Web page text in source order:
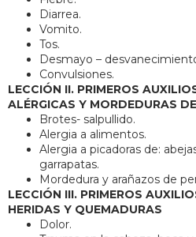
Diarrea.
Vomito.
Tos.
Desmayo –
Convulsiones.
LECCIÓN II. PRIMEROS
ALÉRGICAS Y MORDEDURAS
Brotes- salpullido.
Alergia a alimentos.
Alergia a picadoras de:
garrapatas.
Mordedura y arañazos de
LECCIÓN III. PRIMEROS
HERIDAS Y QUEMADURAS
Dolor.